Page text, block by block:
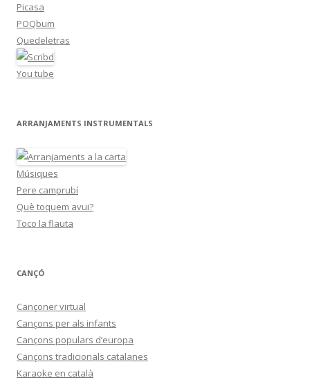
Picasa
POQbum
Quedeletras
You tube
ARRANJAMENTS INSTRUMENTALS
Músiques
Pere camprubí
Què toquem avui?
Toco la flauta
CANÇÓ
Cançoner virtual
Cançons per als infants
Cançons populars d’europa
Cançons tradicionals catalanes
Karaoke en català